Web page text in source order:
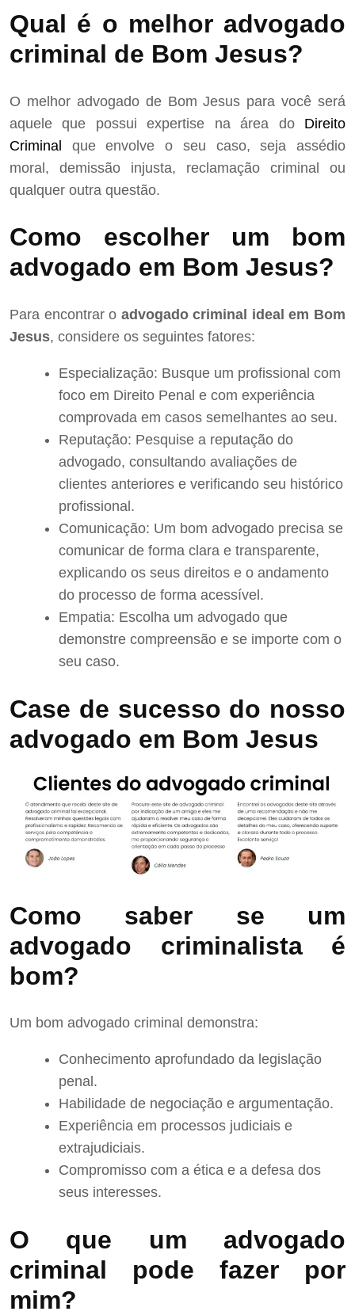
Qual é o melhor advogado
criminal de Bom Jesus?
O melhor advogado de Bom Jesus para você será
aquele que possui expertise na área do Direito
Criminal que envolve o seu caso, seja assédio
moral, demissão injusta, reclamação criminal ou
qualquer outra questão.
Como escolher um bom
advogado em Bom Jesus?
Para encontrar o advogado criminal ideal em Bom
Jesus, considere os seguintes fatores:
Especialização: Busque um profissional com
foco em Direito Penal e com experiência
comprovada em casos semelhantes ao seu.
Reputação: Pesquise a reputação do
advogado, consultando avaliações de
clientes anteriores e verificando seu histórico
profissional.
Comunicação: Um bom advogado precisa se
comunicar de forma clara e transparente,
explicando os seus direitos e o andamento
do processo de forma acessível.
Empatia: Escolha um advogado que
demonstre compreensão e se importe com o
seu caso.
Case de sucesso do nosso
advogado em Bom Jesus
Como saber se um
advogado criminalista é
bom?
Um bom advogado criminal demonstra:
Conhecimento aprofundado da legislação
penal.
Habilidade de negociação e argumentação.
Experiência em processos judiciais e
extrajudiciais.
Compromisso com a ética e a defesa dos
seus interesses.
O que um advogado
criminal pode fazer por
mim?